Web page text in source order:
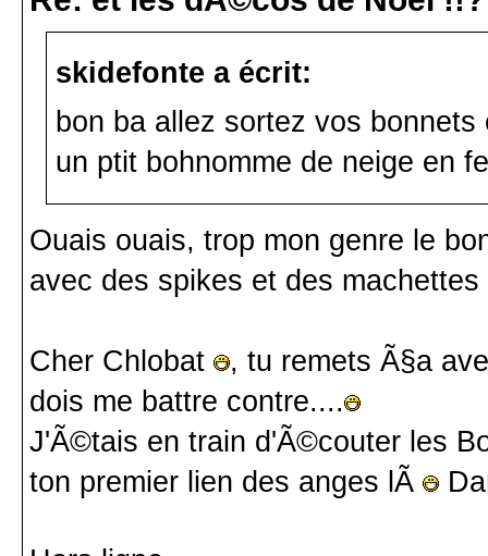
skidefonte a écrit:
bon ba allez sortez vos
un ptit bohnomme de neige en
Ouais ouais, trop mon genre le
avec des spikes et des
Cher Chlobat
, tu remets Ã§a
dois me battre contre....
J'Ã©tais en train d'Ã©couter les
ton premier lien des anges lÃ